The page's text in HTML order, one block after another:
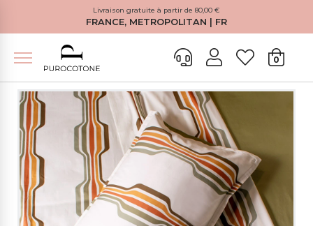
Livraison gratuite à partir de 80,00 €
FRANCE, METROPOLITAN | FR
0